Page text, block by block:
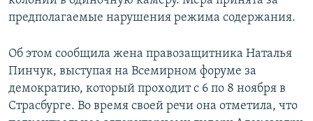
предполагаемые нарушения режима содержания.
Об этом сообщила жена правозащитника Наталья
Пинчук, выступая на Всемирном форуме за
демократию, который проходит с 6 по 8 ноября в
Страсбурге. Во время своей речи она отметила, что